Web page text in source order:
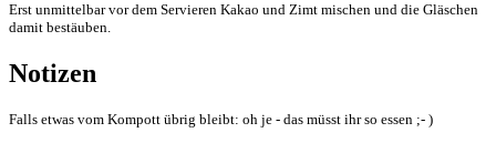
Erst unmittelbar vor dem Servieren Kakao und Zimt mischen und die Gläschen
damit bestäuben.
Notizen
Falls etwas vom Kompott übrig bleibt: oh je - das müsst ihr so essen ;- )